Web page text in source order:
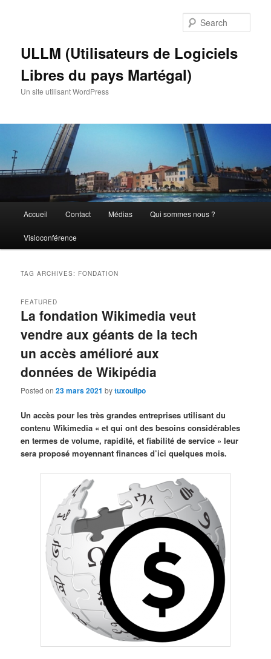
ULLM (Utilisateurs de Logiciels
Libres du pays Martégal)
Un site utilisant WordPress
Accueil Contact Médias Qui sommes nous ?
Visioconférence
TAG ARCHIVES: FONDATION
La fondation Wikimedia veut
vendre aux géants de la tech
un accès amélioré aux
données de Wikipédia
FEATURED
Posted on23 mars 2021 bytuxoulipo
Un accès pour les très grandes entreprises utilisant du
contenu Wikimedia « et qui ont des besoins considérables
en termes de volume, rapidité, et fiabilité de service » leur
sera proposé moyennant finances d’ici quelques mois.